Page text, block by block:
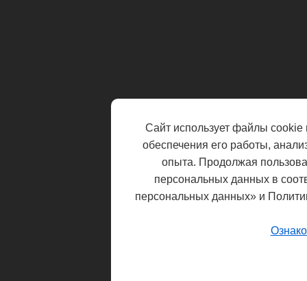
Сайт использует файлы cookie
обеспечения его работы,
опыта. Продолжая
персональных данных в
персональных данных» и